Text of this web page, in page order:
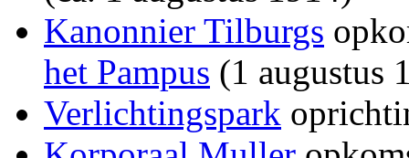
Kanonnier Tilburgs
het Pampus (1 augustus
Verlichtingspark